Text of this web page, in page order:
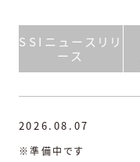
SSIニュースリリ
ース
2026.08.07
※準備中です